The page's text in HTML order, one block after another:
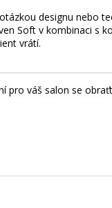
designu nebo
Soft v kombinaci s
vrátí.
pro váš salon se